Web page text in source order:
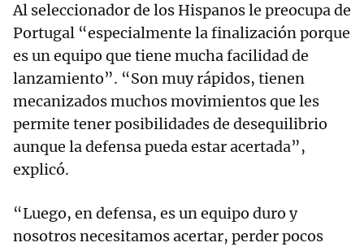
Al seleccionador de los Hispanos le preocupa de
Portugal “especialmente la finalización porque
es un equipo que tiene mucha facilidad de
lanzamiento”. “Son muy rápidos, tienen
mecanizados muchos movimientos que les
permite tener posibilidades de desequilibrio
aunque la defensa pueda estar acertada”,
explicó.
“Luego, en defensa, es un equipo duro y
nosotros necesitamos acertar, perder pocos